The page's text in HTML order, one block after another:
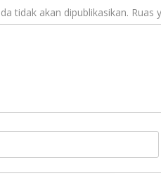
tidak akan dipublikasikan. Ruas